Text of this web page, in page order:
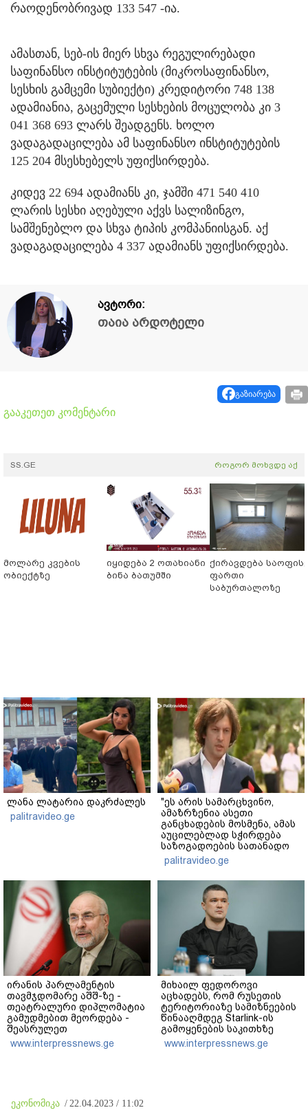
რაოდენობრივად 133 547 -ია.
ამასთან, სებ-ის მიერ სხვა რეგულირებადი
საფინანსო ინსტიტუტების (მიკროსაფინანსო,
სესხის გამცემი სუბიექტი) კრედიტორი 748 138
ადამიანია, გაცემული სესხების მოცულობა კი 3
041 368 693 ლარს შეადგენს. ხოლო
ვადაგადაცილება ამ საფინანსო ინსტიტუტების
125 204 მსესხებელს უფიქსირდება.
კიდევ 22 694 ადამიანს კი, ჯამში 471 540 410
ლარის სესხი აღებული აქვს სალიზინგო,
სამშენებლო და სხვა ტიპის კომპანიისგან. აქ
ვადაგადაცილება 4 337 ადამიანს უფიქსირდება.
ავტორი:
თაია არდოტელი
გაზიარება
გააკეთეთ კომენტარი
SS.GE როგორ მოხვდე აქ
მოლარე კვების
ობიექტზე
იყიდება 2 ოთახიანი
ბინა ბათუმში
ქირავდება
ფართი
საბურთალოზე
ლანა ლატარია დაკრძალეს
palitravideo.ge
"ეს არის სამარცხვინო,
ამაზრზენია ასეთი
განცხადების მოსმენა, ამას
აუცილებლად სჭირდება
საზოგადოების სათანადო
რეაქცია" - ირაკლი
კობახიძე
palitravideo.ge
ირანის პარლამენტის
თავმჯდომარე აშშ-ზე -
თეატრალური დიპლომატია
გამუდმებით მეორდება -
შეასრულეთ
ვალდებულებები, მეტი
თეატრი არ გვჭირდება
www.interpressnews.ge
მიხაილ ფედოროვი
აცხადებს, რომ რუსეთის
ტერიტორიაზე სამიზნეების
წინააღმდეგ Starlink-ის
გამოყენების საკითხზე
ილონ მასკთან
მოლაპარაკებებს
www.interpressnews.ge
ეკონომიკა / 22.04.2023 / 11:02